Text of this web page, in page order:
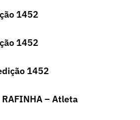
1452
1452
1452
– Atleta